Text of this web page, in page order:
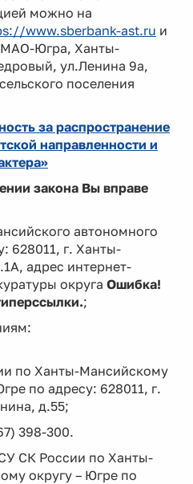
можно на
www.sberbank-ast.ru и
Югра, Ханты-
ул.Ленина 9а,
поселения
за распространение
направленности и
закона Вы вправе
автономного
628011, г. Ханты-
адрес интернет-
округа Ошибка!
;
по Ханты-Мансийскому
по адресу: 628011, г.
д.55;
398-300.
СК России по Ханты-
округу – Югре по